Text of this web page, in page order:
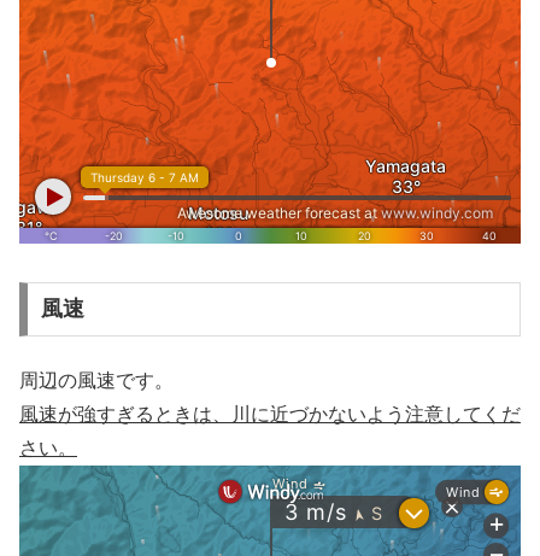
風速
周辺の風速です。
風速が強すぎるときは、川に近づかないよう注意してくだ
さい。